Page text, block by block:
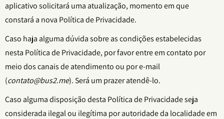
aplicativo solicitará uma atualização, momento em que
constará a nova Política de Privacidade.
Caso haja alguma dúvida sobre as condições estabelecidas
nesta Política de Privacidade, por favor entre em contato por
meio dos canais de atendimento ou por e-mail
(contato@bus2.me). Será um prazer atendê-lo.
Caso alguma disposição desta Política de Privacidade seja
considerada ilegal ou ilegítima por autoridade da localidade em